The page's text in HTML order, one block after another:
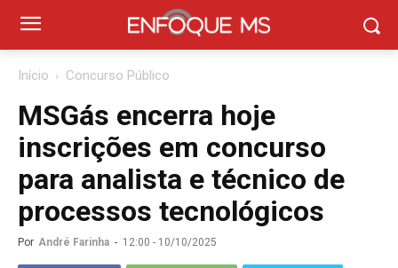
Início Concurso Público
MSGás encerra hoje
inscrições em concurso
para analista e técnico de
processos tecnológicos
Por André Farinha - 12:00 - 10/10/2025